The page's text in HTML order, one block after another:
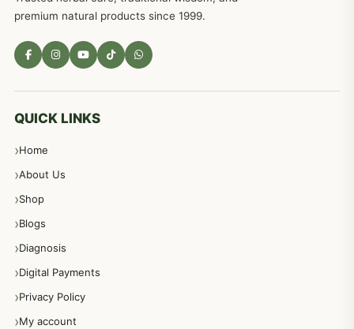
premium natural products since 1999.
QUICK LINKS
Home
About Us
Shop
Blogs
Diagnosis
Digital Payments
Privacy Policy
My account